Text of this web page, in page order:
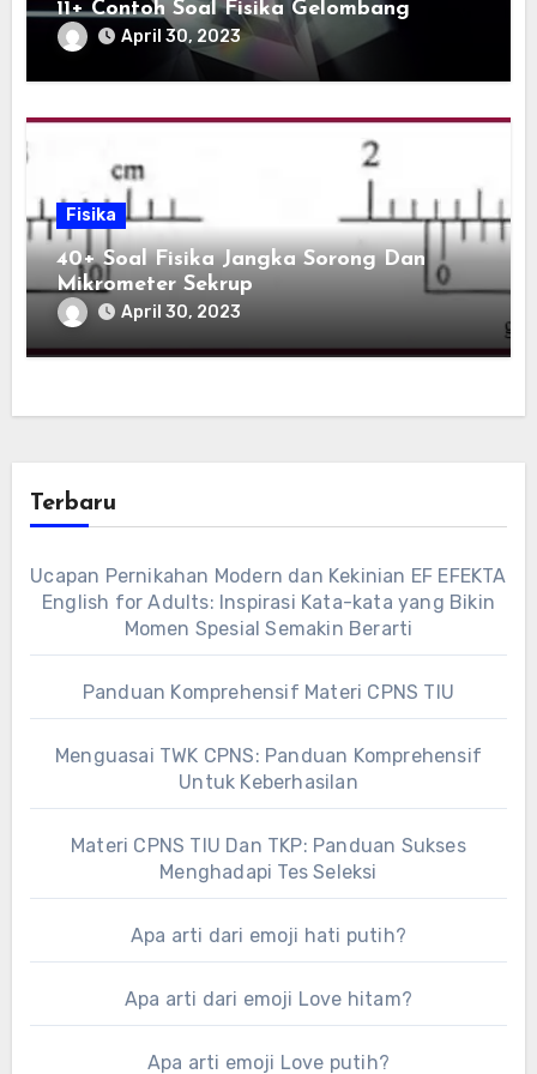
11+ Contoh Soal Fisika Gelombang
April 30, 2023
Fisika
40+ Soal Fisika Jangka Sorong Dan
Mikrometer Sekrup
April 30, 2023
Terbaru
Ucapan Pernikahan Modern dan Kekinian EF EFEKTA
English for Adults: Inspirasi Kata-kata yang Bikin
Momen Spesial Semakin Berarti
Panduan Komprehensif Materi CPNS TIU
Menguasai TWK CPNS: Panduan Komprehensif
Untuk Keberhasilan
Materi CPNS TIU Dan TKP: Panduan Sukses
Menghadapi Tes Seleksi
Apa arti dari emoji hati putih?
Apa arti dari emoji Love hitam?
Apa arti emoji Love putih?